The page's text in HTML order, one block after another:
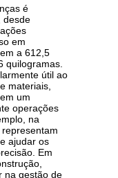
é
desde
em
a 612,5
quilogramas.
útil ao
materiais,
um
operações
na
ajudar os
Em
na gestão de